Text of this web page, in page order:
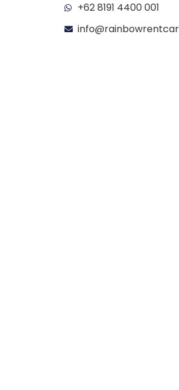
+62 8191 4400 001